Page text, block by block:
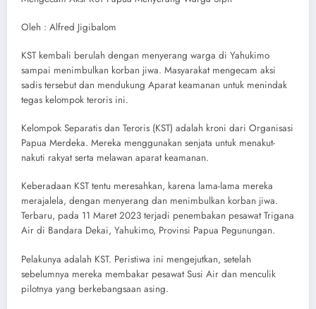
Oleh : Alfred Jigibalom
KST kembali berulah dengan menyerang warga di Yahukimo
sampai menimbulkan korban jiwa. Masyarakat mengecam aksi
sadis tersebut dan mendukung Aparat keamanan untuk menindak
tegas kelompok teroris ini.
Kelompok Separatis dan Teroris (KST) adalah kroni dari Organisasi
Papua Merdeka. Mereka menggunakan senjata untuk menakut-
nakuti rakyat serta melawan aparat keamanan.
Keberadaan KST tentu meresahkan, karena lama-lama mereka
merajalela, dengan menyerang dan menimbulkan korban jiwa.
Terbaru, pada 11 Maret 2023 terjadi penembakan pesawat Trigana
Air di Bandara Dekai, Yahukimo, Provinsi Papua Pegunungan.
Pelakunya adalah KST. Peristiwa ini mengejutkan, setelah
sebelumnya mereka membakar pesawat Susi Air dan menculik
pilotnya yang berkebangsaan asing.